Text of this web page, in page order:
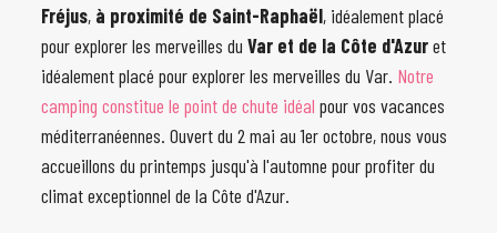
Fréjus, à proximité de Saint-Raphaël, idéalement placé
pour explorer les merveilles duVar et de la Côte d'Azuret
idéalement placé pour explorer les merveilles du Var. Notre
camping constitue le point de chute idéal pour vos vacances
méditerranéennes. Ouvert du 2 mai au 1er octobre, nous vous
accueillons du printemps jusqu'à l'automne pour profiter du
climat exceptionnel de la Côte d'Azur.